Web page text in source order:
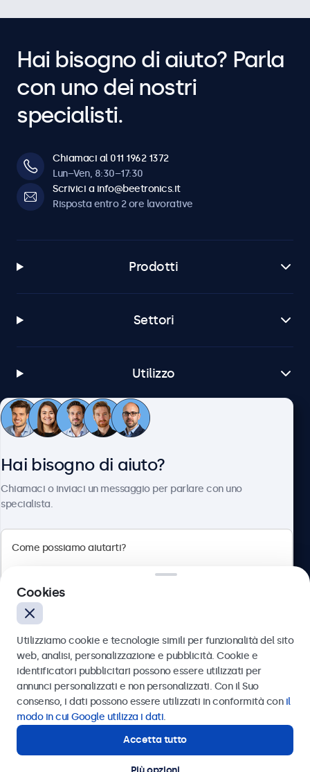
Hai bisogno di aiuto? Parla
con uno dei nostri
specialisti.
Chiamaci al 011 1962 1372
Lun–Ven, 8:30–17:30
Scrivici a info@beetronics.it
Risposta entro 2 ore lavorative
Prodotti
Settori
Utilizzo
Servizio Clienti
Italiano
Hai bisogno di aiuto?
Chiamaci o inviaci un messaggio per parlare con uno
specialista.
Inviare
Oppure chiamaci al
Contatta i nostri esperti
Cookies
Utilizziamo cookie e tecnologie simili per funzionalità del sito
web, analisi, personalizzazione e pubblicità. Cookie e
identificatori pubblicitari possono essere utilizzati per
annunci personalizzati e non personalizzati. Con il Suo
consenso, i dati possono essere utilizzati in conformità con il
modo in cui Google utilizza i dati.
Accetta tutto